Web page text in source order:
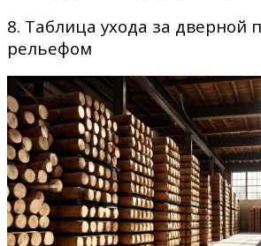
8. Таблица ухода за дверной
рельефом